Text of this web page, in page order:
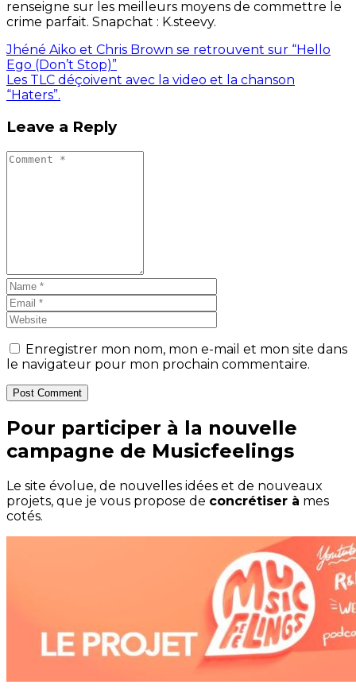
renseigne sur les meilleurs moyens de commettre le
crime parfait. Snapchat : K.steevy.
Jhéné Aiko et Chris Brown se retrouvent sur “Hello
Ego (Don’t Stop)”
Les TLC déçoivent avec la video et la chanson
“Haters”.
Leave a Reply
Enregistrer mon nom, mon e-mail et mon site dans
le navigateur pour mon prochain commentaire.
Post Comment
Pour participer à la nouvelle
campagne de Musicfeelings
Le site évolue, de nouvelles idées et de nouveaux
projets, que je vous propose de concrétiser à mes
cotés.